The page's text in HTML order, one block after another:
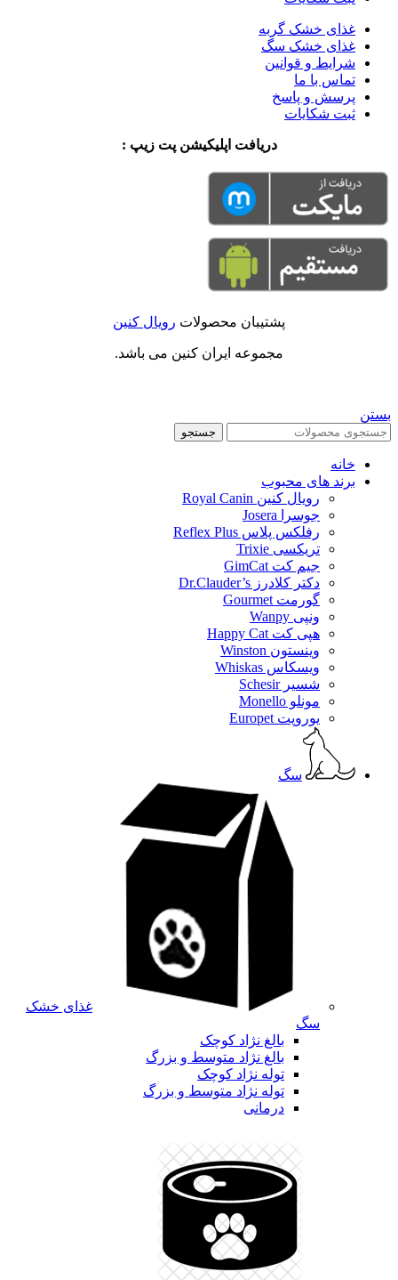
غذای خشک گربه
غذای خشک سگ
شرایط و قوانین
تماس با ما
پرسش و پاسخ
ثبت شکایات
دریافت اپلیکیشن پت زیپ :
پشتیبان محصولات رویال کنین
مجموعه ایران کنین می باشد.
بستن
جستجو
خانه
برند های محبوب
رویال کنین Royal Canin
جوسرا Josera
رفلکس پلاس Reflex Plus
تریکسی Trixie
جیم کت GimCat
دکتر کلادرز Dr.Clauder’s
گورمت Gourmet
ونپی Wanpy
هپی کت Happy Cat
وینستون Winston
ویسکاس Whiskas
شسیر Schesir
مونلو Monello
یوروپت Europet
سگ
غذای خشک
سگ
بالغ نژاد کوچک
بالغ نژاد متوسط و بزرگ
توله نژاد کوچک
توله نژاد متوسط و بزرگ
درمانی